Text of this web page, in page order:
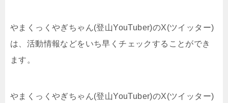
やまくっくやぎちゃん(登山YouTuber)のX(ツイッター)
は、活動情報などをいち早くチェックすることができ
ます。
やまくっくやぎちゃん(登山YouTuber)のX(ツイッター)